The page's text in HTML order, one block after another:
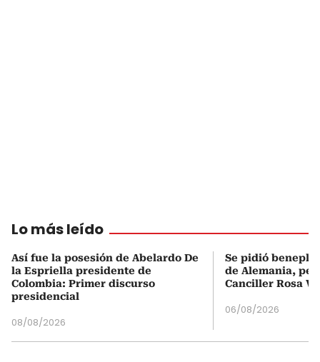
Lo más leído
Así fue la posesión de Abelardo De
la Espriella presidente de
Colombia: Primer discurso
presidencial
08/08/2026
Se pidió
de Alemania,
Canciller Rosa
06/08/2026